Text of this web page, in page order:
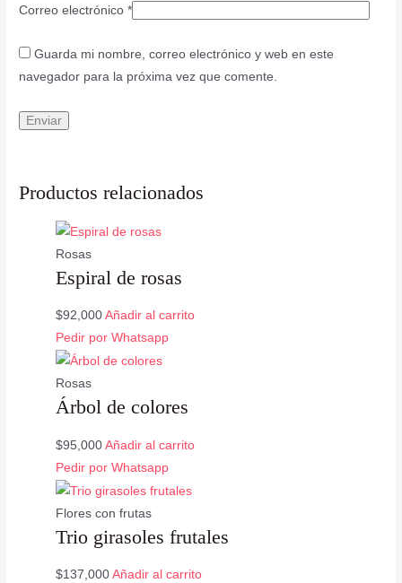
Correo electrónico*
Guarda mi nombre, correo electrónico y web en este
navegador para la próxima vez que comente.
Productos relacionados
Rosas
Espiral de rosas
$92,000 Añadir al carrito
Pedir por Whatsapp
Rosas
Árbol de colores
$95,000 Añadir al carrito
Pedir por Whatsapp
Flores con frutas
Trio girasoles frutales
$137,000 Añadir al carrito